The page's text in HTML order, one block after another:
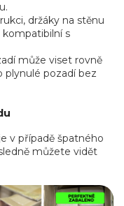
držáky na stěnu
kompatibilní s
může viset rovně
plynulé pozadí bez
v případě špatného
můžete vidět